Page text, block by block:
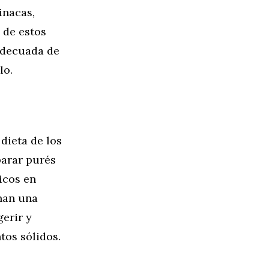
estos
de
de los
purés
en
una
y
sólidos.